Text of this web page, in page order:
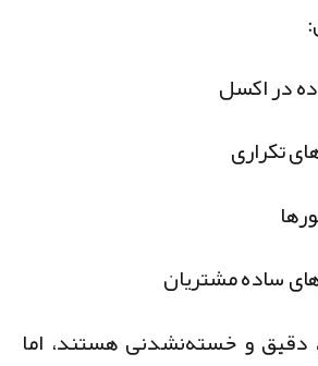
اکسل
ساده مشتریان
و خسته‌نشدنی هستند، اما